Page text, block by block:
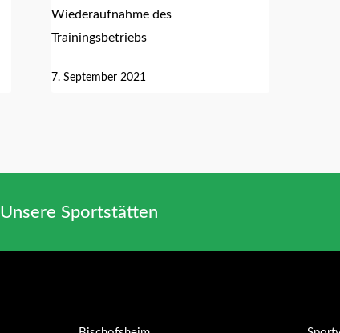
Wiederaufnahme des
Trainingsbetriebs
7. September 2021
Unsere Sportstätten